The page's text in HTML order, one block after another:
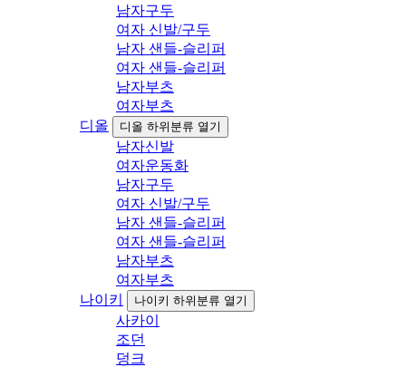
남자구두
여자 신발/구두
남자 샌들-슬리퍼
여자 샌들-슬리퍼
남자부츠
여자부츠
디올
디올 하위분류 열기
남자신발
여자운동화
남자구두
여자 신발/구두
남자 샌들-슬리퍼
여자 샌들-슬리퍼
남자부츠
여자부츠
나이키
나이키 하위분류 열기
사카이
조던
덩크